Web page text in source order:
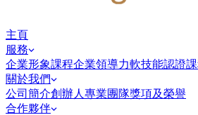
主頁
服務
企業形象課程企業領導力軟技能認證
關於我們
公司簡介創辦人 專業團隊獎項及榮譽
合作夥伴